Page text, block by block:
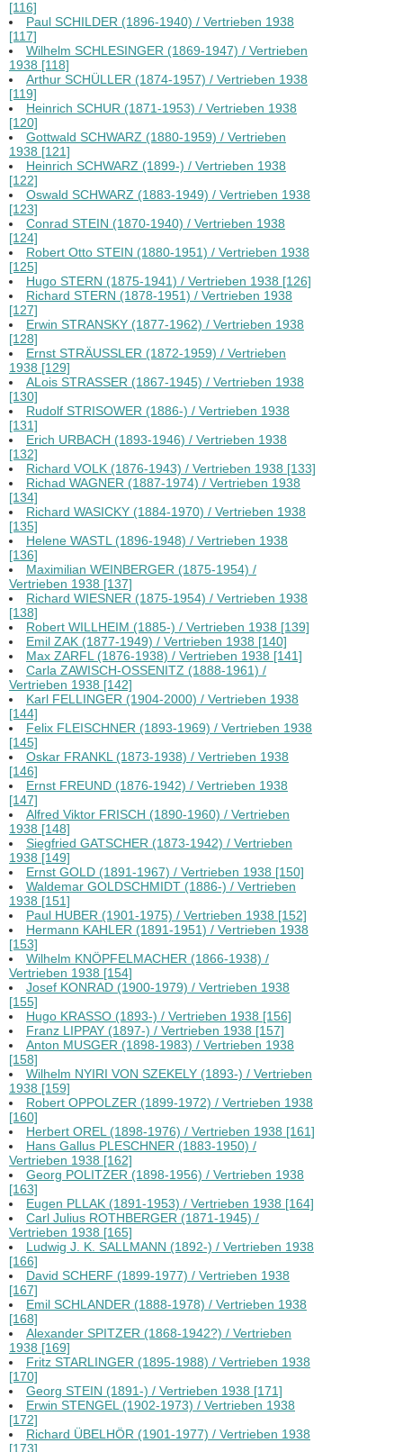
[116]
Paul SCHILDER (1896-1940) / Vertrieben 1938
[117]
Wilhelm SCHLESINGER (1869-1947) / Vertrieben
1938 [118]
Arthur SCHÜLLER (1874-1957) / Vertrieben 1938
[119]
Heinrich SCHUR (1871-1953) / Vertrieben 1938
[120]
Gottwald SCHWARZ (1880-1959) / Vertrieben
1938 [121]
Heinrich SCHWARZ (1899-) / Vertrieben 1938
[122]
Oswald SCHWARZ (1883-1949) / Vertrieben 1938
[123]
Conrad STEIN (1870-1940) / Vertrieben 1938
[124]
Robert Otto STEIN (1880-1951) / Vertrieben 1938
[125]
Hugo STERN (1875-1941) / Vertrieben 1938 [126]
Richard STERN (1878-1951) / Vertrieben 1938
[127]
Erwin STRANSKY (1877-1962) / Vertrieben 1938
[128]
Ernst STRÄUSSLER (1872-1959) / Vertrieben
1938 [129]
ALois STRASSER (1867-1945) / Vertrieben 1938
[130]
Rudolf STRISOWER (1886-) / Vertrieben 1938
[131]
Erich URBACH (1893-1946) / Vertrieben 1938
[132]
Richard VOLK (1876-1943) / Vertrieben 1938 [133]
Richad WAGNER (1887-1974) / Vertrieben 1938
[134]
Richard WASICKY (1884-1970) / Vertrieben 1938
[135]
Helene WASTL (1896-1948) / Vertrieben 1938
[136]
Maximilian WEINBERGER (1875-1954) /
Vertrieben 1938 [137]
Richard WIESNER (1875-1954) / Vertrieben 1938
[138]
Robert WILLHEIM (1885-) / Vertrieben 1938 [139]
Emil ZAK (1877-1949) / Vertrieben 1938 [140]
Max ZARFL (1876-1938) / Vertrieben 1938 [141]
Carla ZAWISCH-OSSENITZ (1888-1961) /
Vertrieben 1938 [142]
Karl FELLINGER (1904-2000) / Vertrieben 1938
[144]
Felix FLEISCHNER (1893-1969) / Vertrieben 1938
[145]
Oskar FRANKL (1873-1938) / Vertrieben 1938
[146]
Ernst FREUND (1876-1942) / Vertrieben 1938
[147]
Alfred Viktor FRISCH (1890-1960) / Vertrieben
1938 [148]
Siegfried GATSCHER (1873-1942) / Vertrieben
1938 [149]
Ernst GOLD (1891-1967) / Vertrieben 1938 [150]
Waldemar GOLDSCHMIDT (1886-) / Vertrieben
1938 [151]
Paul HUBER (1901-1975) / Vertrieben 1938 [152]
Hermann KAHLER (1891-1951) / Vertrieben 1938
[153]
Wilhelm KNÖPFELMACHER (1866-1938) /
Vertrieben 1938 [154]
Josef KONRAD (1900-1979) / Vertrieben 1938
[155]
Hugo KRASSO (1893-) / Vertrieben 1938 [156]
Franz LIPPAY (1897-) / Vertrieben 1938 [157]
Anton MUSGER (1898-1983) / Vertrieben 1938
[158]
Wilhelm NYIRI VON SZEKELY (1893-) / Vertrieben
1938 [159]
Robert OPPOLZER (1899-1972) / Vertrieben 1938
[160]
Herbert OREL (1898-1976) / Vertrieben 1938 [161]
Hans Gallus PLESCHNER (1883-1950) /
Vertrieben 1938 [162]
Georg POLITZER (1898-1956) / Vertrieben 1938
[163]
Eugen PLLAK (1891-1953) / Vertrieben 1938 [164]
Carl Julius ROTHBERGER (1871-1945) /
Vertrieben 1938 [165]
Ludwig J. K. SALLMANN (1892-) / Vertrieben 1938
[166]
David SCHERF (1899-1977) / Vertrieben 1938
[167]
Emil SCHLANDER (1888-1978) / Vertrieben 1938
[168]
Alexander SPITZER (1868-1942?) / Vertrieben
1938 [169]
Fritz STARLINGER (1895-1988) / Vertrieben 1938
[170]
Georg STEIN (1891-) / Vertrieben 1938 [171]
Erwin STENGEL (1902-1973) / Vertrieben 1938
[172]
Richard ÜBELHÖR (1901-1977) / Vertrieben 1938
[173]